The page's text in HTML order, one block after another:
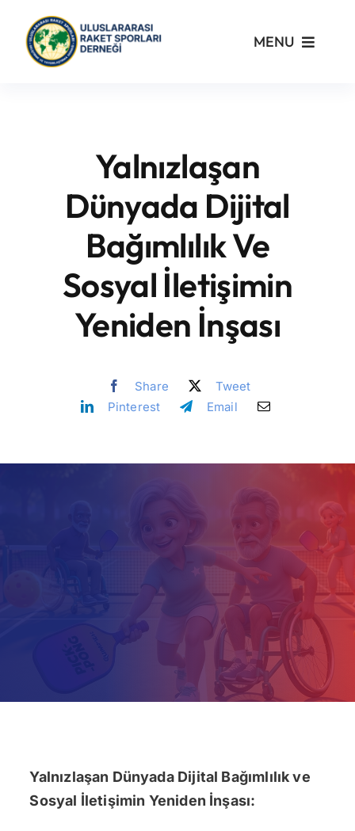
content
MENU
Turnuvalar
Branşlar
Yalnızlaşan
Dünyada Dijital
Bağımlılık Ve
Sosyal İletişimin
Yeniden İnşası
Share
Tweet
Pinterest
Email
Yalnızlaşan Dünyada Dijital Bağımlılık ve
Sosyal İletişimin Yeniden İnşası: